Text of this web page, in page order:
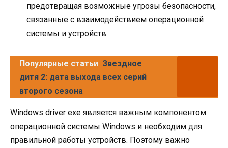
предотвращая возможные угрозы безопасности,
связанные с взаимодействием операционной
системы и устройств.
Популярные статьи Звездное
дитя 2: дата выхода всех серий
второго сезона
Windows driver exe является важным компонентом
операционной системы Windows и необходим для
правильной работы устройств. Поэтому важно